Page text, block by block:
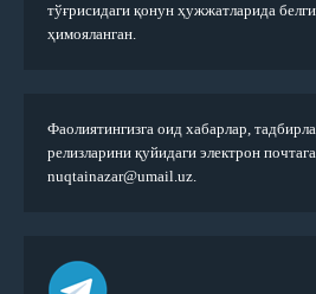
тўғрисидаги қонун ҳужжатларида
ҳимояланган.
Фаолиятингизга оид хабарлар,
релизларини қуйидаги электрон
nuqtainazar@umail.uz.